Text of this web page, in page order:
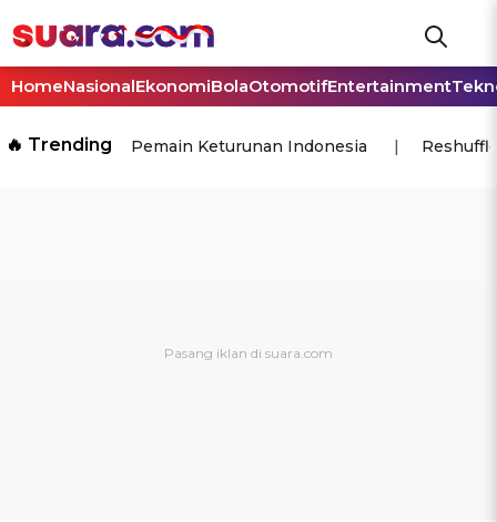
HomeNasionalEkonomiBolaOtomotifEntertainment
🔥 Trending Pemain Keturunan Indonesia